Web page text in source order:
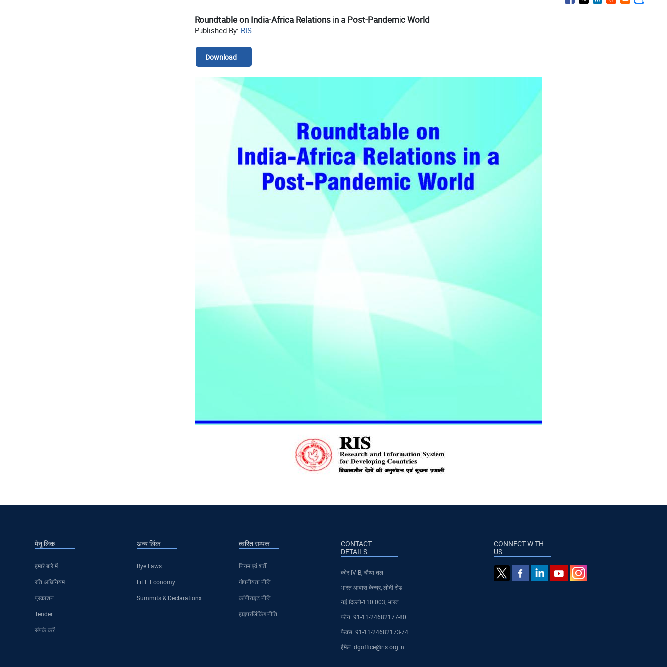
Roundtable on India-Africa Relations in a Post-Pandemic World
Published By: RIS
Download
मेनू लिंक
हमारे बारे में
रति अधिनियम
प्रकाशन
Tender
संपर्क करें
अन्य लिंक
Bye Laws
LiFE Economy
Summits & Declarations
त्वरित सम्पक
नियम एवं शर्तें
गोपनीयता नीति
कॉपीराइट नीति
हाइपरलिंकिंग नीति
CONTACT
DETAILS
कोर IV-B, चौथा तल
भारत आवास केन्द्र, लोदी रोड
नई दिल्ली-110 003, भारत
फोन: 91-11-24682177-80
फैक्स: 91-11-24682173-74
ईमेल: dgoffice@ris.org.in
CONNECT WITH
US